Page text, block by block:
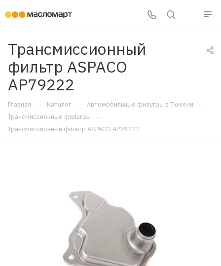
Трансмиссионный
фильтр ASPACO
AP79222
Главная — Каталог — Автомобильные фильтры в Тюмени —
Трансмиссионные фильтры —
Трансмиссионный фильтр ASPACO AP79222